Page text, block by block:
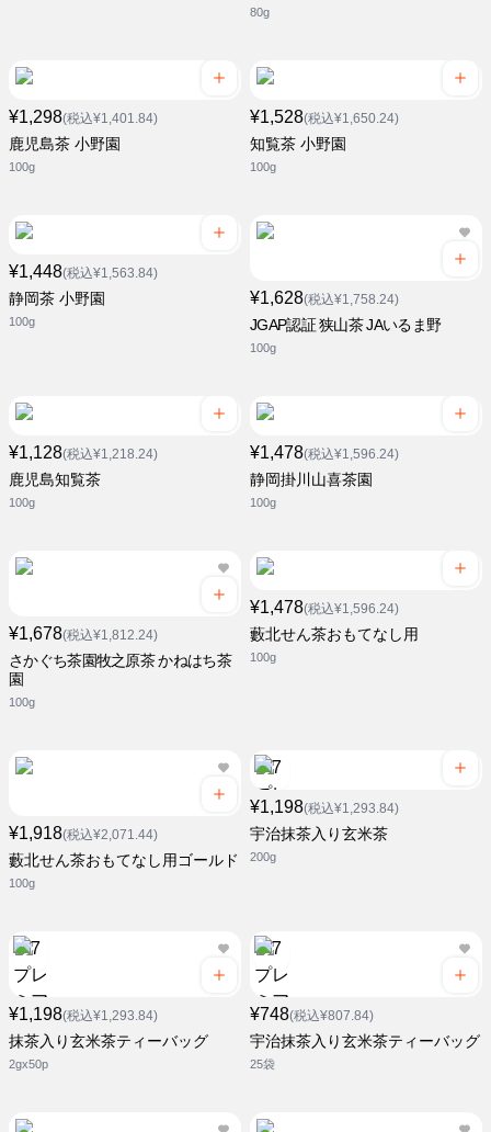
80g
¥1,298(税込¥1,401.84)
鹿児島茶 小野園
100g
¥1,528(税込¥1,650.24)
知覧茶 小野園
100g
¥1,448(税込¥1,563.84)
静岡茶 小野園
100g
¥1,628(税込¥1,758.24)
JGAP認証 狭山茶 JAいるま野
100g
¥1,128(税込¥1,218.24)
鹿児島知覧茶
100g
¥1,478(税込¥1,596.24)
静岡掛川山喜茶園
100g
¥1,678(税込¥1,812.24)
さかぐち茶園牧之原茶 かねはち茶
園
100g
¥1,478(税込¥1,596.24)
藪北せん茶おもてなし用
100g
¥1,918(税込¥2,071.44)
藪北せん茶おもてなし用ゴールド
100g
¥1,198(税込¥1,293.84)
宇治抹茶入り玄米茶
200g
¥1,198(税込¥1,293.84)
抹茶入り玄米茶ティーバッグ
2gx50p
¥748(税込¥807.84)
宇治抹茶入り玄米茶ティーバッグ
25袋